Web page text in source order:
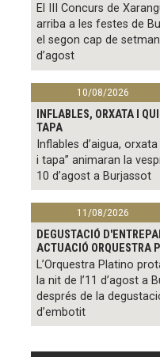
El III Concurs de
arriba a les festes de
el segon cap de
d’agost
10/08/2026
INFLABLES, ORXATA I
TAPA
Inflables d’aigua,
i tapa” animaran la
10 d’agost a Burjassot
11/08/2026
DEGUSTACIÓ
ACTUACIÓ ORQUESTRA
L’Orquestra Platino
la nit de l’11 d’agost a
després de la
d’embotit